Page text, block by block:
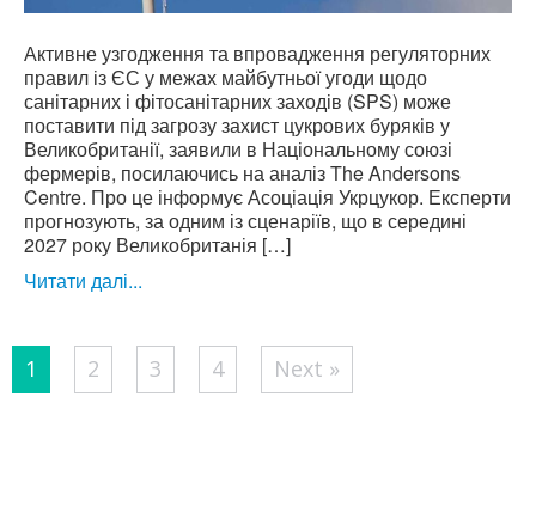
Активне узгодження та впровадження регуляторних
правил із ЄС у межах майбутньої угоди щодо
санітарних і фітосанітарних заходів (SPS) може
поставити під загрозу захист цукрових буряків у
Великобританії, заявили в Національному союзі
фермерів, посилаючись на аналіз The Andersons
Centre. Про це інформує Асоціація Укрцукор. Експерти
прогнозують, за одним із сценаріїв, що в середині
2027 року Великобританія […]
Читати далі...
Posts
1 2 3 4 Next »